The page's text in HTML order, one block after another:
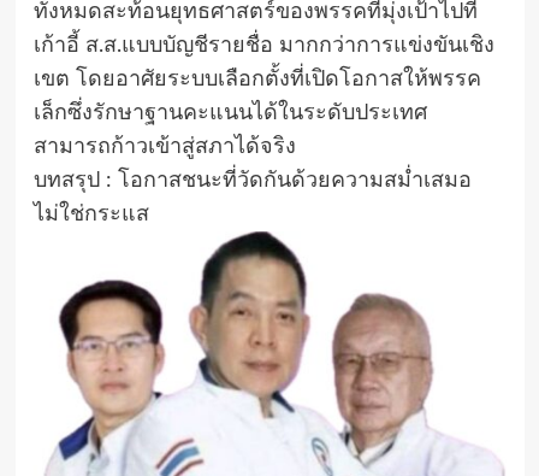
ทั้งหมดสะท้อนยุทธศาสตร์ของพรรคที่มุ่งเป้าไปที่
เก้าอี้ ส.ส.แบบบัญชีรายชื่อ มากกว่าการแข่งขันเชิง
เขต โดยอาศัยระบบเลือกตั้งที่เปิดโอกาสให้พรรค
เล็กซึ่งรักษาฐานคะแนนได้ในระดับประเทศ
สามารถก้าวเข้าสู่สภาได้จริง
บทสรุป : โอกาสชนะที่วัดกันด้วยความสม่ำเสมอ
ไม่ใช่กระแส